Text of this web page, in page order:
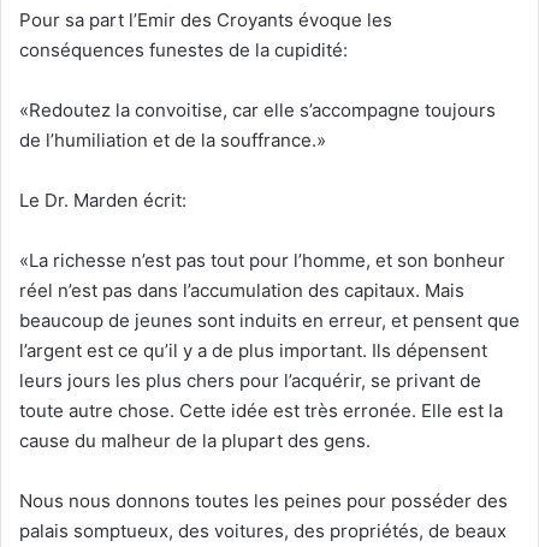
Pour sa part l’Emir des Croyants évoque les
conséquences funestes de la cupidité:
«Redoutez la convoitise, car elle s’accompagne toujours
de l’humiliation et de la souffrance.»
Le Dr. Marden écrit:
«La richesse n’est pas tout pour l’homme, et son bonheur
réel n’est pas dans l’accumulation des capitaux. Mais
beaucoup de jeunes sont induits en erreur, et pensent que
l’argent est ce qu’il y a de plus important. Ils dépensent
leurs jours les plus chers pour l’acquérir, se privant de
toute autre chose. Cette idée est très erronée. Elle est la
cause du malheur de la plupart des gens.
Nous nous donnons toutes les peines pour posséder des
palais somptueux, des voitures, des propriétés, de beaux